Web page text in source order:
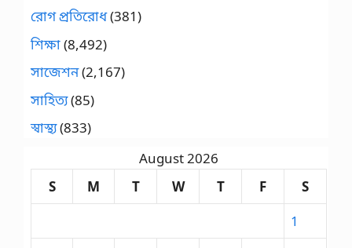
রোগ প্রতিরোধ(381)
শিক্ষা(8,492)
সাজেশন(2,167)
সাহিত্য(85)
স্বাস্থ্য(833)
August 2026
S
M T W T F
S
1